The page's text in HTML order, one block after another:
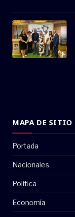
MAPA DE SITIO
Portada
Nacionales
Politica
Economía